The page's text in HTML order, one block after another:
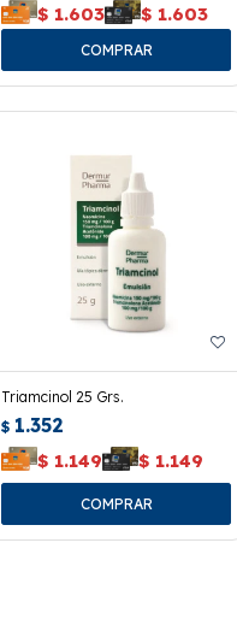
$ 1.603 $ 1.603
Triamcinol 25 Grs.
$ 1.352
$ 1.149 $ 1.149